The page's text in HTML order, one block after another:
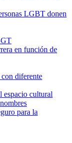
LGBT donen
en función de
diferente
espacio cultural
para la